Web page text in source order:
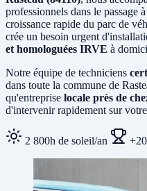
professionnels dans le passage
croissance rapide du parc de
crée un besoin urgent
et homologuées IRVE à
Notre équipe de techniciens
dans toute la commune de
qu'entreprise locale près de
d'intervenir rapidement sur
2 800h de soleil/an